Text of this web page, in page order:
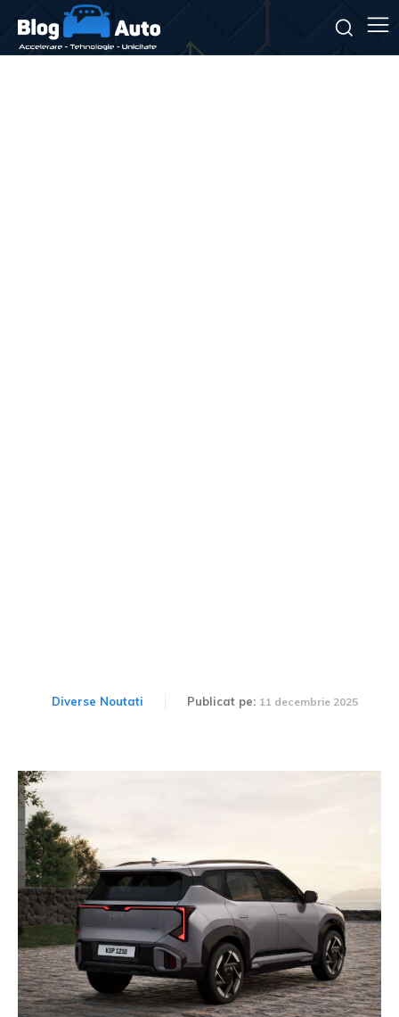
Diverse Noutati Publicat pe: 11 decembrie 2025